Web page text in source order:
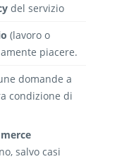
del servizio
(lavoro o
piacere.
domande a
condizione di
merce
salvo casi